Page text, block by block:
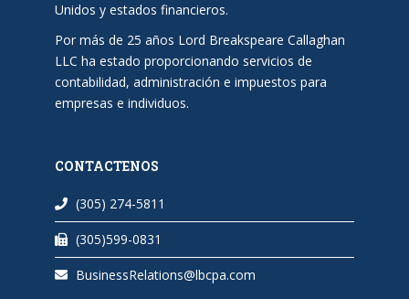
Unidos y estados financieros.
Por más de 25 años Lord Breakspeare Callaghan
LLC ha estado proporcionando servicios de
contabilidad, administración e impuestos para
empresas e individuos.
CONTACTENOS
(305) 274-5811
(305)599-0831
BusinessRelations@lbcpa.com